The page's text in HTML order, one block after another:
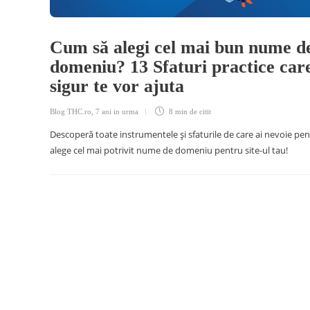
Cum să alegi cel mai bun nume
domeniu? 13 Sfaturi practice
sigur te vor ajuta
Blog THC.ro 7 ani in urma 8 min de citit
Descoperă toate instrumentele și sfaturile de care ai nevoie
alege cel mai potrivit nume de domeniu pentru site-ul tau!